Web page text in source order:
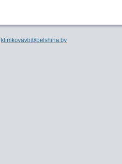
klimkovavb@belshina.by